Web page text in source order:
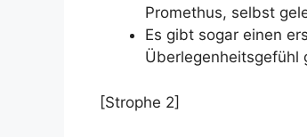
Promethus, selbst
Es gibt sogar einen
Überlegenheitsgefühl
[Strophe 2]